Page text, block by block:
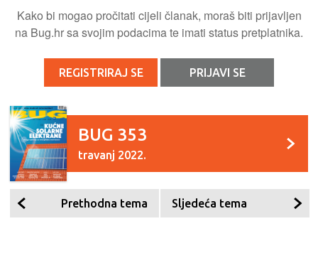
Kako bi mogao pročitati cijeli članak, moraš biti prijavljen
na Bug.hr sa svojim podacima te imati status pretplatnika.
REGISTRIRAJ SE PRIJAVI SE
BUG 353
travanj 2022.
Prethodna tema Sljedeća tema